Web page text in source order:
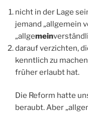
nicht in der Lage
jemand „allgemein
„allgemein
darauf verzichten,
kenntlich zu
früher erlaubt hat.
Die Reform hatte
beraubt. Aber